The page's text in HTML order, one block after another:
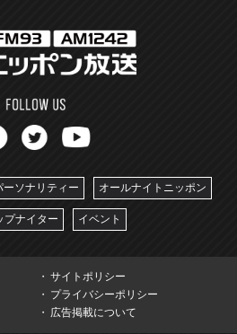
ーソナリティー オールナイトニッポン
プナイター イベント
サイトポリシー
プライバシーポリシー
広告掲載について